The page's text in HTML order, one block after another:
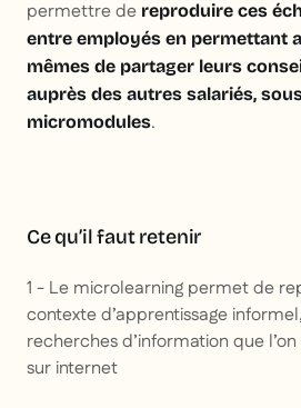
permettre de reproduire ces
entre employés en permettant
mêmes de partager leurs
auprès des autres salariés,
micromodules.
Ce qu’il faut retenir
1 - Le microlearning permet de
contexte d’apprentissage
recherches d’information que
sur internet